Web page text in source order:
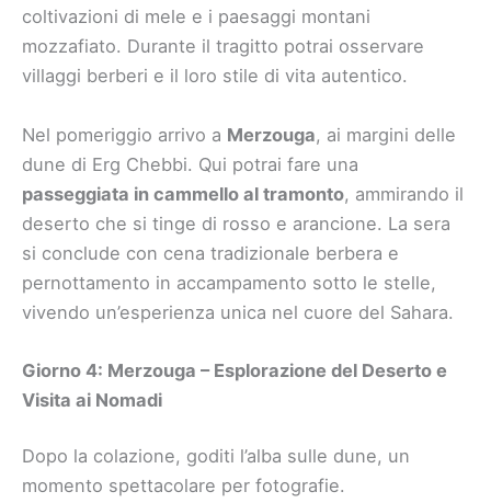
coltivazioni di mele e i paesaggi montani
mozzafiato. Durante il tragitto potrai osservare
villaggi berberi e il loro stile di vita autentico.
Nel pomeriggio arrivo a Merzouga, ai margini delle
dune di Erg Chebbi. Qui potrai fare una
passeggiata in cammello al tramonto, ammirando il
deserto che si tinge di rosso e arancione. La sera
si conclude con cena tradizionale berbera e
pernottamento in accampamento sotto le stelle,
vivendo un’esperienza unica nel cuore del Sahara.
Giorno 4: Merzouga – Esplorazione del Deserto e
Visita ai Nomadi
Dopo la colazione, goditi l’alba sulle dune, un
momento spettacolare per fotografie.